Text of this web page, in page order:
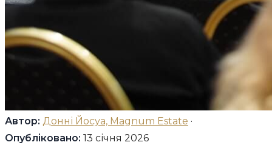
Автор: Донні Йосуа, Magnum Estate ·
Опубліковано: 13 січня 2026